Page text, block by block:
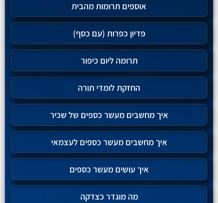
אוספים תרומות מהבית
פדיון כפרות (עם כסף)
תרומה ליום כיפור
החזקת לומדי תורה
איך מחשבים מעשר כספים של שכיר
איך מחשבים מעשר כספים לעצמאי
איך עושים מעשר כספים
מה מוגדר כצדקה